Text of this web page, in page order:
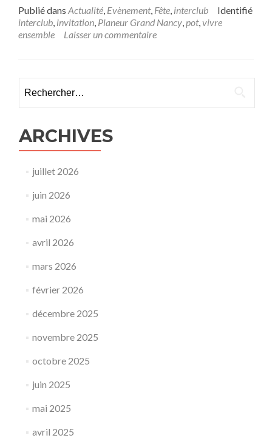
Publié dans Actualité, Evènement, Fête, interclub
Identifié
interclub, invitation, Planeur Grand Nancy,pot,vivre
ensemble
Laisser un commentaire
ARCHIVES
juillet 2026
juin 2026
mai 2026
avril 2026
mars 2026
février 2026
décembre 2025
novembre 2025
octobre 2025
juin 2025
mai 2025
avril 2025